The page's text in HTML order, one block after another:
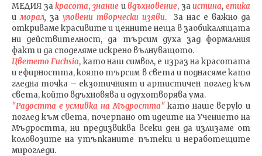
МЕДИЯ закрасота, знаниеивдъхновение, заистина, етика
иморал, за уловени творчески изяви. За нас е важно да
откриваме красивите и ценните неща в заобикалящата
ни действителност, да търсим духа зад формалния
факт и да споделяме искрено вълнуващото.
Цветето Fuchsia, като наш символ, е израз на красотата
и ефирността, която търсим в света и поднасяме като
гледна точка – екзотичният и артистичен поглед към
света, който вдъхновява и одухотворява ума.
"Радостта е усмивка на Мъдростта"като наше верую и
поглед към света, почерпано от идеите на Учението на
Мъдростта, ни предизвиква всеки ден да излизаме от
коловозите на утъпканите пътеки и неработещите
мирогледи.